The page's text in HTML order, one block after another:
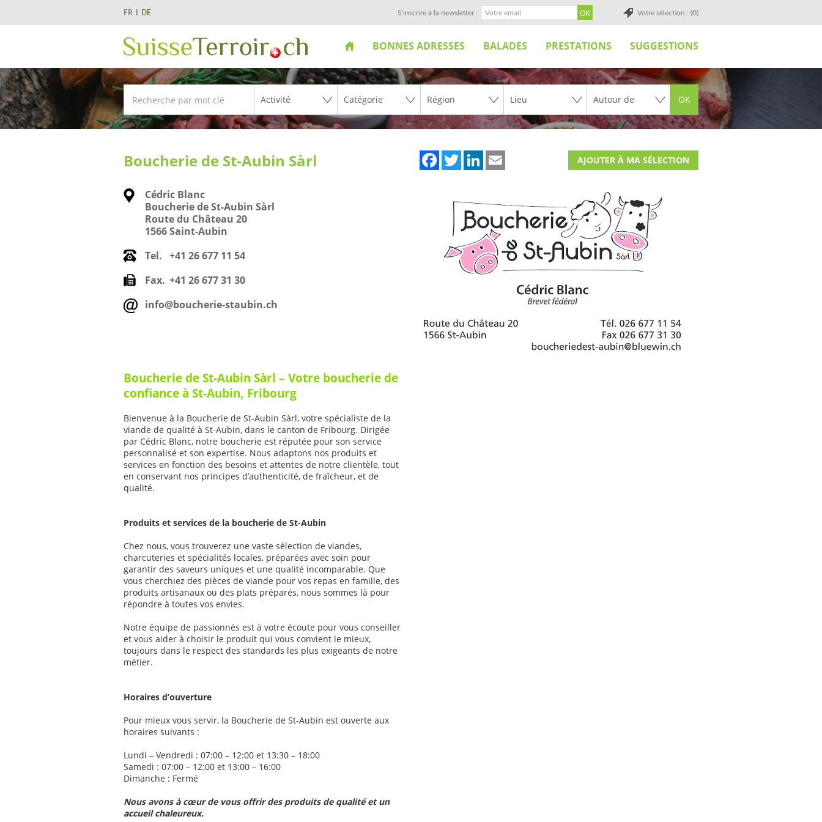
FR DE Votre sélection : (0)
S'inscrire à la newsletter :
BONNES ADRESSES BALADES PRESTATIONS SUGGESTIONS
OK
Boucherie de St-Aubin Sàrl FacebookTwitterLinkedIn AJOUTER À MA SÉLECTION
Cédric Blanc
Boucherie de St-Aubin Sàrl
Route du Château 20
1566 Saint-Aubin
Tel. +41 26 677 11 54
Fax. +41 26 677 31 30
info@boucherie-staubin.ch
Boucherie de St-Aubin Sàrl – Votre boucherie de
confiance à St-Aubin, Fribourg
Bienvenue à la Boucherie de St-Aubin Sàrl, votre spécialiste de la
viande de qualité à St-Aubin, dans le canton de Fribourg. Dirigée
par Cédric Blanc, notre boucherie est réputée pour son service
personnalisé et son expertise. Nous adaptons nos produits et
services en fonction des besoins et attentes de notre clientèle, tout
en conservant nos principes d’authenticité, de fraîcheur, et de
qualité.
Produits et services de la boucherie de St-Aubin
Chez nous, vous trouverez une vaste sélection de viandes,
charcuteries et spécialités locales, préparées avec soin pour
garantir des saveurs uniques et une qualité incomparable. Que
vous cherchiez des pièces de viande pour vos repas en famille, des
produits artisanaux ou des plats préparés, nous sommes là pour
répondre à toutes vos envies.
Notre équipe de passionnés est à votre écoute pour vous conseiller
et vous aider à choisir le produit qui vous convient le mieux,
toujours dans le respect des standards les plus exigeants de notre
métier.
Horaires d’ouverture
Pour mieux vous servir, la Boucherie de St-Aubin est ouverte aux
horaires suivants :
Lundi – Vendredi : 07:00 – 12:00 et 13:30 – 18:00
Samedi : 07:00 – 12:00 et 13:00 – 16:00
Dimanche : Fermé
Nous avons à cœur de vous offrir des produits de qualité et un
accueil chaleureux.